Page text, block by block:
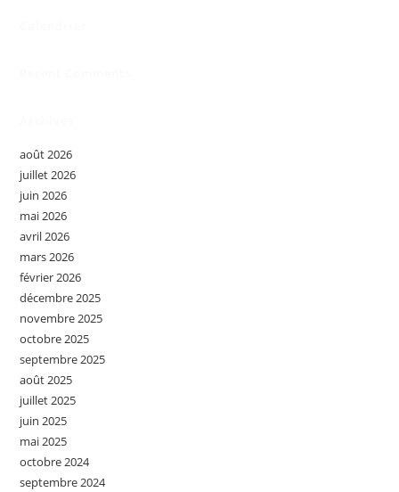
août 2026
juillet 2026
juin 2026
mai 2026
avril 2026
mars 2026
février 2026
décembre 2025
novembre 2025
octobre 2025
septembre 2025
août 2025
juillet 2025
juin 2025
mai 2025
octobre 2024
septembre 2024